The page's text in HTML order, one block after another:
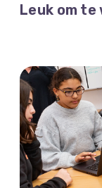
Leuk om te